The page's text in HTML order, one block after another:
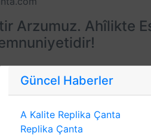
Arzumuz. Ahîlikte
Güncel Haberler
A Kalite Replika Çanta
Replika Çanta